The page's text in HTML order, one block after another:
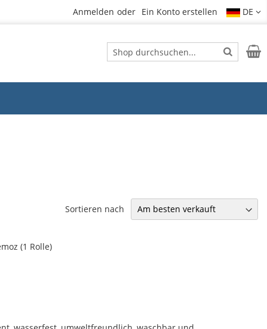
Anmelden Ein Konto erstellen DE
Suche
Suche
Sortieren nach
(1 Rolle)